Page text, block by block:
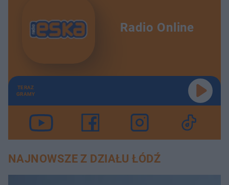
Radio Online
TERAZ
GRAMY
NAJNOWSZE Z DZIAŁU ŁÓDŹ